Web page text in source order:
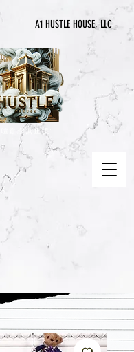
A1 HUSTLE HOUSE, LLC
“喧囂永無止境”